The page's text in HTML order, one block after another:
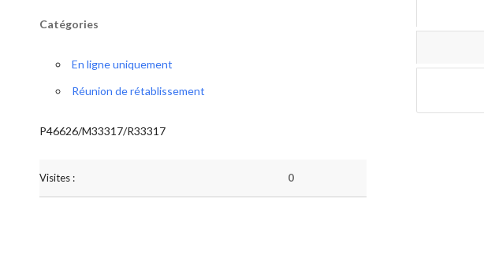
Catégories
En ligne uniquement
Réunion de rétablissement
P46626/M33317/R33317
Visites : 0